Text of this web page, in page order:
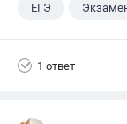
ЕГЭ
1 ответ